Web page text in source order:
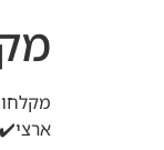
ארצי✔️